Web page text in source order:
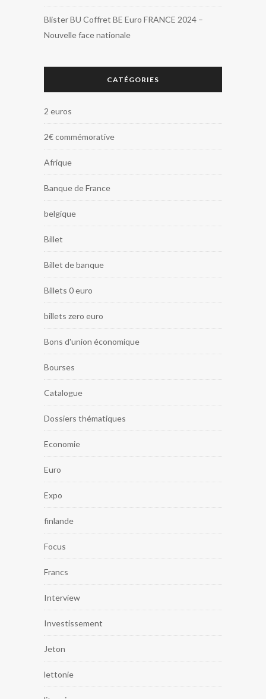
Blister BU Coffret BE Euro FRANCE 2024 –
Nouvelle face nationale
CATÉGORIES
2 euros
2€ commémorative
Afrique
Banque de France
belgique
Billet
Billet de banque
Billets 0 euro
billets zero euro
Bons d'union économique
Bourses
Catalogue
Dossiers thématiques
Economie
Euro
Expo
finlande
Focus
Francs
Interview
Investissement
Jeton
lettonie